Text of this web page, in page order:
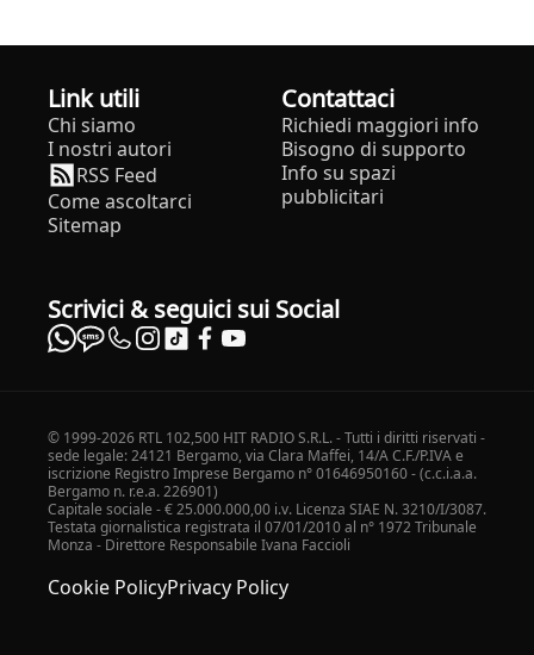
Link utili
Chi siamo
I nostri autori
RSS Feed
Come ascoltarci
Sitemap
Contattaci
Richiedi maggiori info
Bisogno di supporto
Info su spazi
pubblicitari
Scrivici & seguici sui Social
© 1999-2026 RTL 102,500 HIT RADIO S.R.L. - Tutti i diritti riservati -
sede legale: 24121 Bergamo, via Clara Maffei, 14/A C.F./P.IVA e
iscrizione Registro Imprese Bergamo n° 01646950160 - (c.c.i.a.a.
Bergamo n. r.e.a. 226901)
Capitale sociale - € 25.000.000,00 i.v. Licenza SIAE N. 3210/I/3087.
Testata giornalistica registrata il 07/01/2010 al n° 1972 Tribunale
Monza - Direttore Responsabile Ivana Faccioli
Cookie PolicyPrivacy Policy